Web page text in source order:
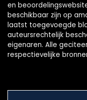
en
beschikbaar zijn op
laatst toegevoegde
auteursrechtelijk
eigenaren. Alle
respectievelijke